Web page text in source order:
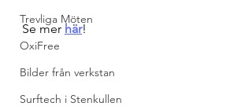
Trevliga Möten
OxiFree
Bilder från verkstan
Surftech i Stenkullen
Se mer här!